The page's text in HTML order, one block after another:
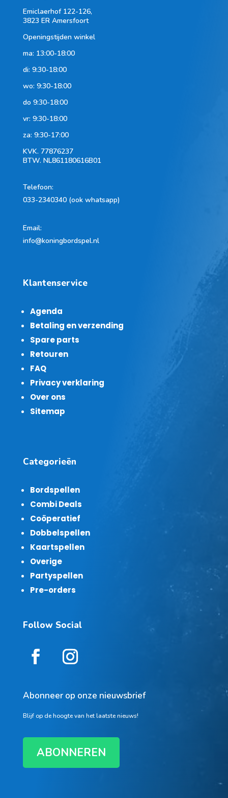
Emiclaerhof 122-126,
3823 ER Amersfoort
Openingstijden winkel
ma: 13:00-18:00
di: 9:30-18:00
wo: 9:30-18:00
do 9:30-18:00
vr: 9:30-18:00
za: 9:30-17:00
KVK. 77876237
BTW. NL861180616B01
Telefoon:
033-2340340 (ook whatsapp)
Email:
info@koningbordspel.nl
Klantenservice
Agenda
Betaling en verzending
Spare parts
Retouren
FAQ
Privacy verklaring
Over ons
Sitemap
Categorieën
Bordspellen
Combi Deals
Coöperatief
Dobbelspellen
Kaartspellen
Overige
Partyspellen
Pre-orders
Follow Social
Abonneer op onze nieuwsbrief
Blijf op de hoogte van het laatste nieuws!
ABONNEREN